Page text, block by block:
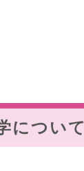
について